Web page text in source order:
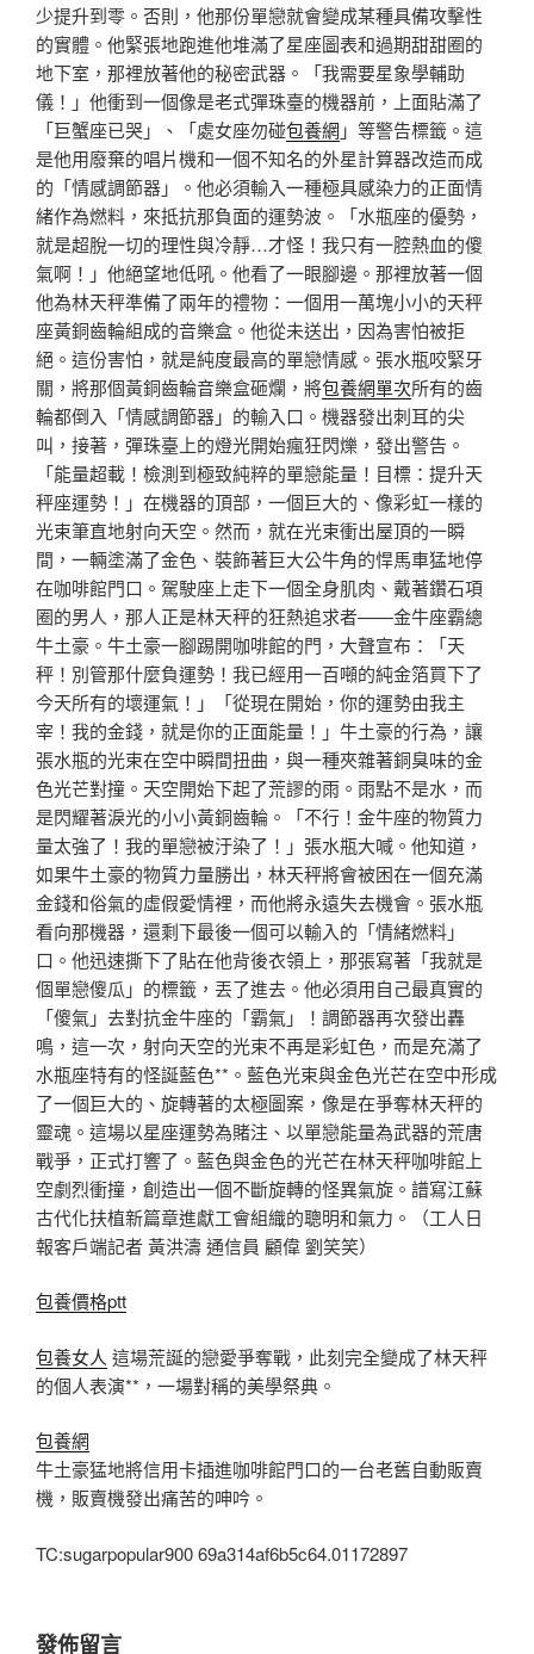
少提升到零。否則，他那份單戀就會變成某種具備攻擊性
的實體。他緊張地跑進他堆滿了星座圖表和過期甜甜圈的
地下室，那裡放著他的秘密武器。「我需要星象學輔助
儀！」他衝到一個像是老式彈珠臺的機器前，上面貼滿了
「巨蟹座已哭」、「處女座勿碰包養網 」等警告標籤。這
是他用廢棄的唱片機和一個不知名的外星計算器改造而成
的「情感調節器」。他必須輸入一種極具感染力的正面情
緒作為燃料，來抵抗那負面的運勢波。「水瓶座的優勢，
就是超脫一切的理性與冷靜…才怪！我只有一腔熱血的傻
氣啊！」他絕望地低吼。他看了一眼腳邊。那裡放著一個
他為林天秤準備了兩年的禮物：一個用一萬塊小小的天秤
座黃銅齒輪組成的音樂盒。他從未送出，因為害怕被拒
絕。這份害怕，就是純度最高的單戀情感。張水瓶咬緊牙
關，將那個黃銅齒輪音樂盒砸爛，將包養網單次所有的齒
輪都倒入「情感調節器」的輸入口。機器發出刺耳的尖
叫，接著，彈珠臺上的燈光開始瘋狂閃爍，發出警告。
「能量超載！檢測到極致純粹的單戀能量！目標：提升天
秤座運勢！」在機器的頂部，一個巨大的、像彩虹一樣的
光束筆直地射向天空。然而，就在光束衝出屋頂的一瞬
間，一輛塗滿了金色、裝飾著巨大公牛角的悍馬車猛地停
在咖啡館門口。駕駛座上走下一個全身肌肉、戴著鑽石項
圈的男人，那人正是林天秤的狂熱追求者——金牛座霸總
牛土豪。牛土豪一腳踢開咖啡館的門，大聲宣布：「天
秤！別管那什麼負運勢！我已經用一百噸的純金箔買下了
今天所有的壞運氣！」「從現在開始，你的運勢由我主
宰！我的金錢，就是你的正面能量！」牛土豪的行為，讓
張水瓶的光束在空中瞬間扭曲，與一種夾雜著銅臭味的金
色光芒對撞。天空開始下起了荒謬的雨。雨點不是水，而
是閃耀著淚光的小小黃銅齒輪。「不行！金牛座的物質力
量太強了！我的單戀被汙染了！」張水瓶大喊。他知道，
如果牛土豪的物質力量勝出，林天秤將會被困在一個充滿
金錢和俗氣的虛假愛情裡，而他將永遠失去機會。張水瓶
看向那機器，還剩下最後一個可以輸入的「情緒燃料」
口。他迅速撕下了貼在他背後衣領上，那張寫著「我就是
個單戀傻瓜」的標籤，丟了進去。他必須用自己最真實的
「傻氣」去對抗金牛座的「霸氣」！調節器再次發出轟
鳴，這一次，射向天空的光束不再是彩虹色，而是充滿了
水瓶座特有的怪誕藍色**。藍色光束與金色光芒在空中形成
了一個巨大的、旋轉著的太極圖案，像是在爭奪林天秤的
靈魂。這場以星座運勢為賭注、以單戀能量為武器的荒唐
戰爭，正式打響了。藍色與金色的光芒在林天秤咖啡館上
空劇烈衝撞，創造出一個不斷旋轉的怪異氣旋。譜寫江蘇
古代化扶植新篇章進獻工會組織的聰明和氣力。（工人日
報客戶端記者 黃洪濤 通信員 顧偉 劉笑笑）
包養價格ptt
包養女人 這場荒誕的戀愛爭奪戰，此刻完全變成了林天秤
的個人表演**，一場對稱的美學祭典。
包養網
牛土豪猛地將信用卡插進咖啡館門口的一台老舊自動販賣
機，販賣機發出痛苦的呻吟。
TC:sugarpopular900 69a314af6b5c64.01172897
發佈留言